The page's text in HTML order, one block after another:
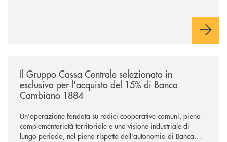
Il Gruppo Cassa Centrale selezionato in
esclusiva per l'acquisto del 15% di Banca
Cambiano 1884
Un'operazione fondata su radici cooperative comuni, piena
complementarietà territoriale e una visione industriale di
lungo periodo, nel pieno rispetto dell'autonomia di Banca